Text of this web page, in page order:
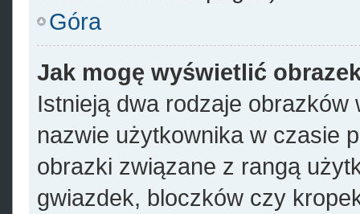
Góra
Jak mogę wyświetlić
Istnieją dwa rodzaje
nazwie użytkownika w czasie
obrazki związane z rangą
gwiazdek, bloczków czy